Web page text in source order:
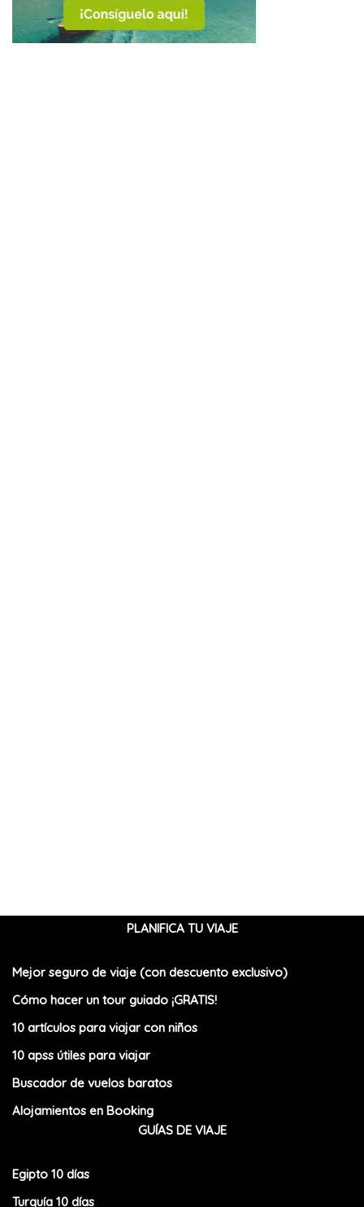
PLANIFICA TU VIAJE
Mejor seguro de viaje (con descuento exclusivo)
Cómo hacer un tour guiado ¡GRATIS!
10 artículos para viajar con niños
10 apss útiles para viajar
Buscador de vuelos baratos
Alojamientos en Booking
GUÍAS DE VIAJE
Egipto 10 días
Turquía 10 días